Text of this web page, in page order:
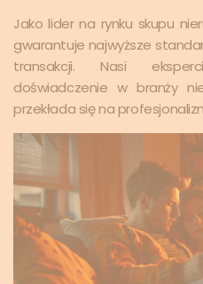
Jako lider na rynku skupu
gwarantuje najwyższe
transakcji. Nasi
doświadczenie w branży
przekłada się na